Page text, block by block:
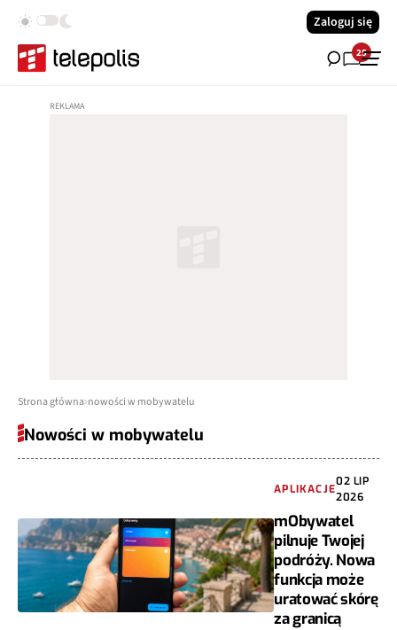
Zaloguj się
25
Strona główna nowości w mobywatelu
Nowości w mobywatelu
APLIKACJE
02 LIP
2026
mObywatel
pilnuje Twojej
podróży. Nowa
funkcja może
uratować skórę
za granicą